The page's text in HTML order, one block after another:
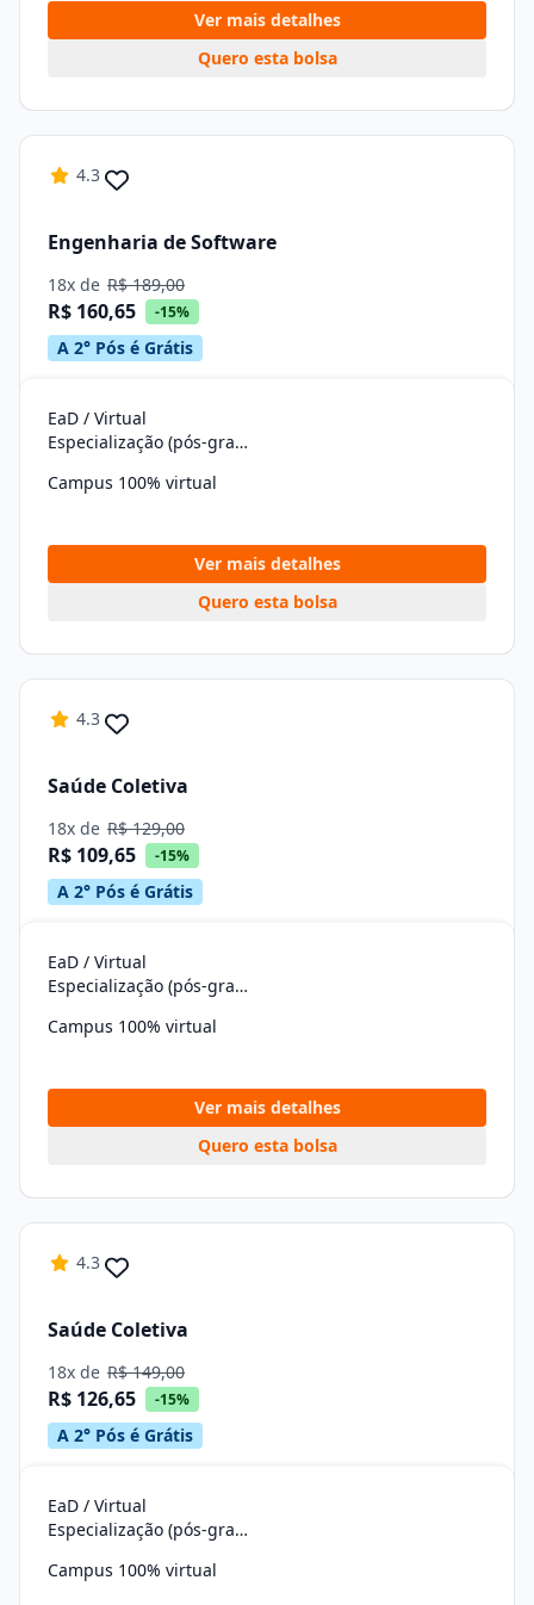
Ver mais detalhes
Quero esta bolsa
4.3
Engenharia de Software
18x de R$ 189,00
R$ 160,65 -15%
A 2° Pós é Grátis
EaD / Virtual
Especialização (pós-graduação)
Campus 100% virtual
Ver mais detalhes
Quero esta bolsa
4.3
Saúde Coletiva
18x de R$ 129,00
R$ 109,65 -15%
A 2° Pós é Grátis
EaD / Virtual
Especialização (pós-graduação)
Campus 100% virtual
Ver mais detalhes
Quero esta bolsa
4.3
Saúde Coletiva
18x de R$ 149,00
R$ 126,65 -15%
A 2° Pós é Grátis
EaD / Virtual
Especialização (pós-graduação)
Campus 100% virtual